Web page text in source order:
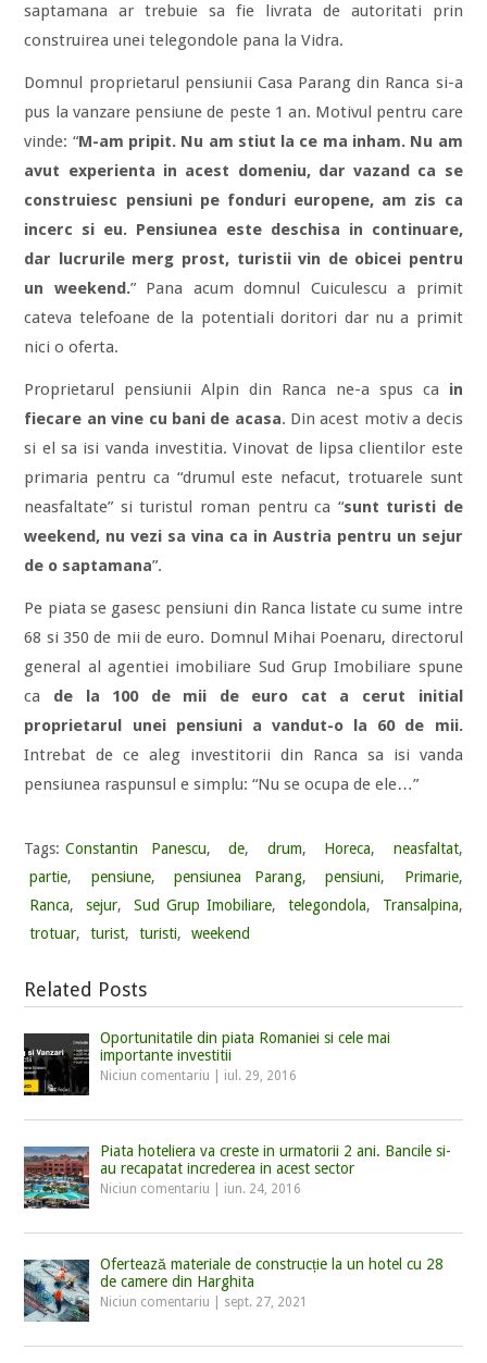
saptamana ar trebuie sa fie livrata de autoritati prin
construirea unei telegondole pana la Vidra.
Domnul proprietarul pensiunii Casa Parang din Ranca si-a
pus la vanzare pensiune de peste 1 an. Motivul pentru care
vinde: “M-am pripit. Nu am stiut la ce ma inham. Nu am
avut experienta in acest domeniu, dar vazand ca se
construiesc pensiuni pe fonduri europene, am zis ca
incerc si eu. Pensiunea este deschisa in continuare,
dar lucrurile merg prost, turistii vin de obicei pentru
un weekend.” Pana acum domnul Cuiculescu a primit
cateva telefoane de la potentiali doritori dar nu a primit
nici o oferta.
Proprietarul pensiunii Alpin din Ranca ne-a spus ca in
fiecare an vine cu bani de acasa. Din acest motiv a decis
si el sa isi vanda investitia. Vinovat de lipsa clientilor este
primaria pentru ca “drumul este nefacut, trotuarele sunt
neasfaltate” si turistul roman pentru ca “sunt turisti de
weekend, nu vezi sa vina ca in Austria pentru un sejur
de o saptamana”.
Pe piata se gasesc pensiuni din Ranca listate cu sume intre
68 si 350 de mii de euro. Domnul Mihai Poenaru, directorul
general al agentiei imobiliare Sud Grup Imobiliare spune
ca de la 100 de mii de euro cat a cerut initial
proprietarul unei pensiuni a vandut-o la 60 de mii.
Intrebat de ce aleg investitorii din Ranca sa isi vanda
pensiunea raspunsul e simplu: “Nu se ocupa de ele…”
Tags: Constantin Panescu, de, drum, Horeca, neasfaltat,
partie, pensiune, pensiunea Parang, pensiuni, Primarie,
Ranca, sejur, Sud Grup Imobiliare, telegondola, Transalpina,
trotuar, turist, turisti, weekend
Related Posts
Oportunitatile din piata Romaniei si cele mai
importante investitii
Niciun comentariu iul. 29, 2016
Piata hoteliera va creste in urmatorii 2 ani. Bancile si-
au recapatat increderea in acest sector
Niciun comentariu iun. 24, 2016
Ofertează materiale de construcție la un hotel cu 28
de camere din Harghita
Niciun comentariu sept. 27, 2021